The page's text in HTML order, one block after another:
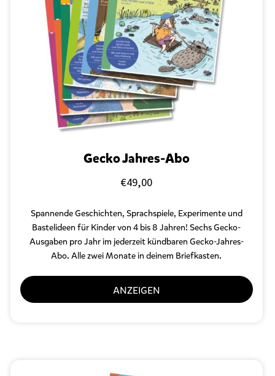
Gecko Jahres-Abo
€49,00
Spannende Geschichten, Sprachspiele, Experimente und
Bastelideen für Kinder von 4 bis 8 Jahren! Sechs Gecko-
Ausgaben pro Jahr im jederzeit kündbaren Gecko-Jahres-
Abo. Alle zwei Monate in deinem Briefkasten.
ANZEIGEN